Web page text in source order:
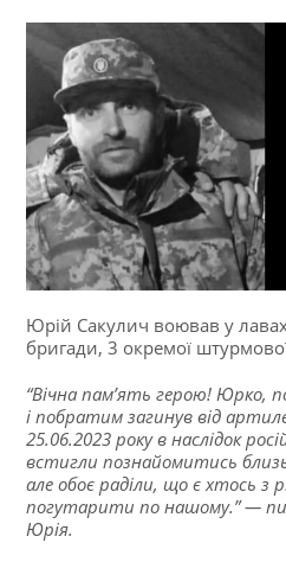
Юрій Сакулич воював у
бригади, 3 окремої
“Вічна пам’ять герою! Юрко,
і побратим загинув від
25.06.2023 року в наслідок
встигли познайомитись
але обоє раділи, що є хтось з
погутарити по нашому.” —
Юрія.